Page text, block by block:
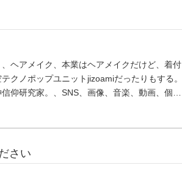
ヘアメイク、本業はヘアメイクだけど、着付
クノポップユニットjizoamiだったりもする。
仰研究家。、SNS、画像、音楽、動画、個性
さい